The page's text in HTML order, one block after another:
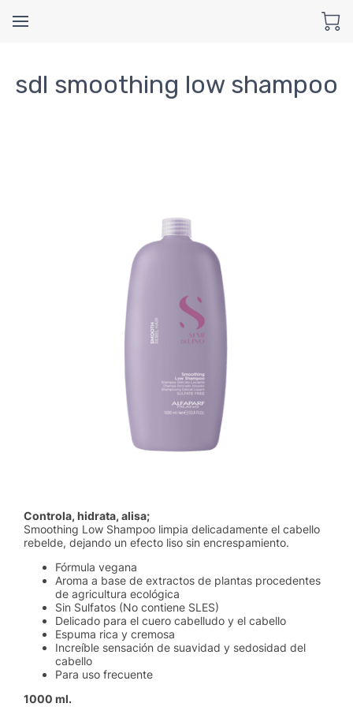
sdl smoothing low shampoo
Controla, hidrata, alisa;
Smoothing Low Shampoo limpia delicadamente el cabello
rebelde, dejando un efecto liso sin encrespamiento.
Fórmula vegana
Aroma a base de extractos de plantas procedentes
de agricultura ecológica
Sin Sulfatos (No contiene SLES)
Delicado para el cuero cabelludo y el cabello
Espuma rica y cremosa
Increíble sensación de suavidad y sedosidad del
cabello
Para uso frecuente
1000 ml.